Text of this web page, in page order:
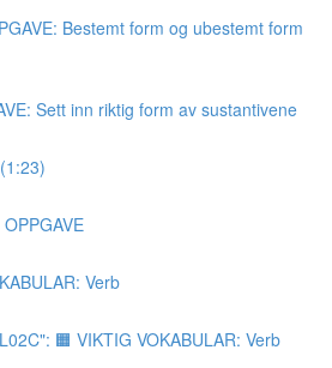
Bestemt form og ubestemt form
Sett inn riktig form av sustantivene
Verb
🟧 VIKTIG VOKABULAR: Verb